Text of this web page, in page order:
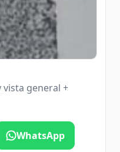
vista general +
WhatsApp